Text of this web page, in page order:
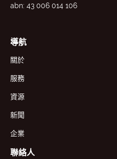
abn: 43 006 014 106
導航
關於
服務
資源
新聞
企業
聯絡人